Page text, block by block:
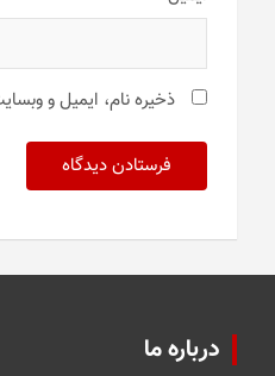
ذخیره نام، ایمیل و
درباره ما